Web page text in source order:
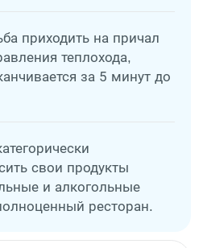
приходить на причал
теплохода,
за 5 минут до
свои продукты
и алкогольные
ресторан.